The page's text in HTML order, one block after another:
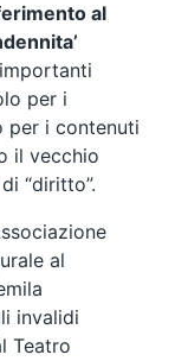
al
per i
per i contenuti
il vecchio
“diritto”.
al
invalidi
Teatro